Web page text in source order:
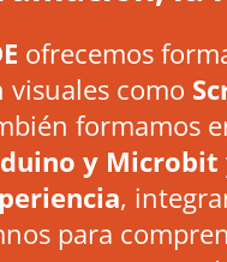
ofrecemos
como
formamos
y Microbit
,
para